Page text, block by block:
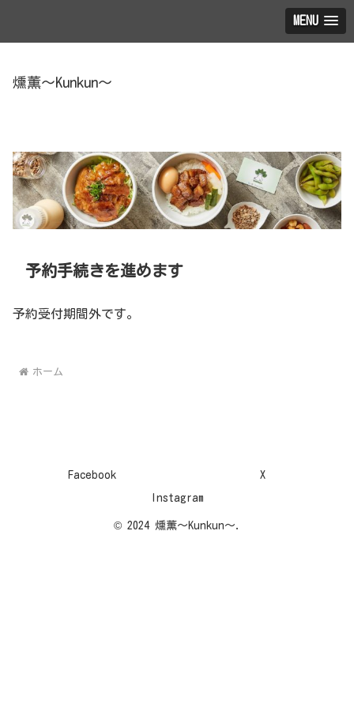
MENU
燻薫～Kunkun～
予約手続きを進めます
予約受付期間外です。
ホーム
Facebook X
Instagram
© 2024 燻薫～Kunkun～.